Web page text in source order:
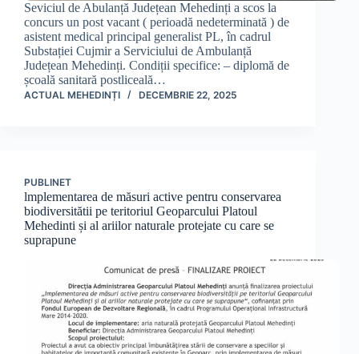
Seviciul de Abulanță Județean Mehedinți a scos la
concurs un post vacant ( perioadă nedeterminată ) de
asistent medical principal generalist PL, în cadrul
Substației Cujmir a Serviciului de Ambulanță
Județean Mehedinți. Condiții specifice: – diplomă de
școală sanitară postliceală…
ACTUAL MEHEDINȚI DECEMBRIE 22, 2025
PUBLINET
lmplementarea de măsuri active pentru conservarea
biodiversitătii pe teritoriul Geoparcului Platoul
Mehedinti și al ariilor naturale protejate cu care se
suprapune